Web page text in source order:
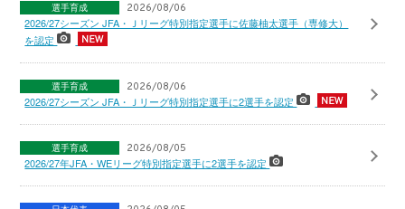
選手育成 2026/08/06
2026/27シーズン JFA・Ｊリーグ特別指定選手に佐藤柚太選手（専修大）
を認定
選手育成 2026/08/06
2026/27シーズン JFA・Ｊリーグ特別指定選手に2選手を認定
選手育成 2026/08/05
2026/27年JFA・WEリーグ特別指定選手に2選手を認定